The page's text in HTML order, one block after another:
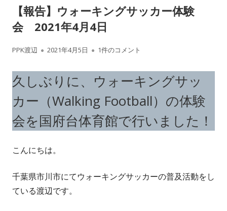
【報告】ウォーキングサッカー体験
会 2021年4月4日
作
者
PPK渡辺
公
日
2021年4月5日 【報告】ウォーキングサッカー体験会
1件のコメント
久しぶりに、ウォーキングサッ
カー（Walking Football）の体験
会を国府台体育館で行いました！
こんにちは。
千葉県市川市にてウォーキングサッカーの普及活動をし
ている渡辺です。